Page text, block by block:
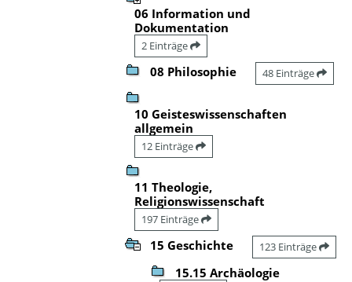
06 Information und
Dokumentation
2 Einträge
08 Philosophie 48 Einträge
10 Geisteswissenschaften
allgemein
12 Einträge
11 Theologie,
Religionswissenschaft
197 Einträge
15 Geschichte 123 Einträge
15.15 Archäologie